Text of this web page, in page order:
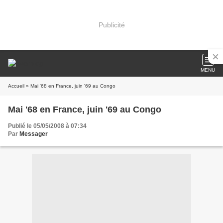
Publicité
MENU
Accueil » Mai '68 en France, juin '69 au Congo
Mai '68 en France, juin '69 au Congo
Publié le 05/05/2008 à 07:34
Par Messager